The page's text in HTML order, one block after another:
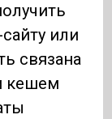
или
связана
кешем